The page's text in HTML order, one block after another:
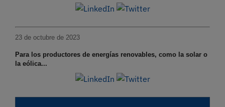
23 de octubre de 2023
Para los productores de energías renovables, como la solar o
la eólica...